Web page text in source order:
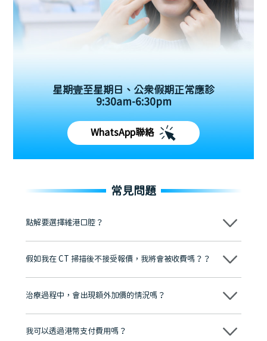
星期壹至星期日、公眾假期正常應診
9:30am-6:30pm
WhatsApp聯絡
常見問題
點解要選擇維港口腔？
維港口腔踐行「醫道濟世」的大學校訓，各分院匯聚來自香港、內地的
牌」、「2025香港企業領袖品牌」，是諾貝爾種植系統全球放心植牙中
至今已服務超過三十個國家和地區的顧客，受到粵港澳大灣區及周邊城
市市民極高的口碑評價及信任推薦 珠海、深圳設有八大分院，香港亦設
有咨詢及服務保障中心，有任何問題都可以隨時預約免費咨詢，讓人十
假如我在 CT 掃描後不接受報價，我將會被收費嗎？？
不會！只要未開始實際服務之前，你不會被收取任何費用。
治療過程中，會出現額外加價的情況嗎？
不會，治療前我們會詳細說明治療方案及對應的價錢，顧客同意並簽字
我可以透過港幣支付費用嗎？